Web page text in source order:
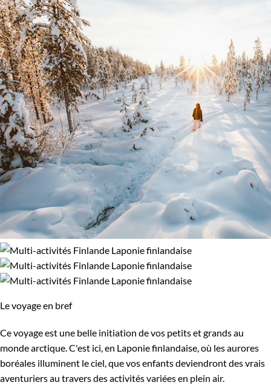
Aurores boréales
Photographie
Régions
Laponie finlandaise
Âge des enfants
Les 6/9 ans Les 14/16 ans
Confort
Refuge, gîte, dortoir Standard
Itinérance
En étoile
Le voyage en bref
Ce voyage est une belle initiation de vos petits et grands au
monde arctique. C'est ici, en Laponie finlandaise, où les aurores
boréales illuminent le ciel, que vos enfants deviendront des vrais
aventuriers au travers des activités variées en plein air.